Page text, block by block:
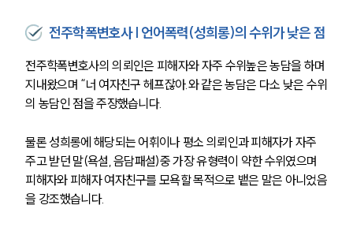
전주학폭변호사 | 언어폭력(성희롱)의 수위가 낮은 점
전주학폭변호사의 의뢰인은 피해자와 자주 수위높은 농담을 하며
지내왔으며 “너 여자친구 헤프잖아.와 같은 농담은 다소 낮은 수위
의 농담인 점을 주장했습니다.
물론 성희롱에 해당되는 어휘이나 평소 의뢰인과 피해자가 자주
주고 받던 말(욕설, 음담패설)중 가장 유형력이 약한 수위였으며
피해자와 피해자 여자친구를 모욕할 목적으로 뱉은 말은 아니었음
을 강조했습니다.